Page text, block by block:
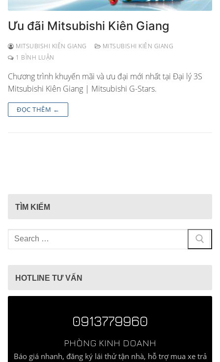
Ưu đãi Mitsubishi Kiên Giang
MITSUBISHI KIÊN GIANG
MITSUBISHI KIÊN GIANG
1 BÌNH LUẬN
Chương trình khuyến mãi và ưu đại mới nhất tại Đại lý 3S
Mitsubishi Kiên Giang | Mitsubishi G-Stars.
ĐỌC THÊM ←
TÌM KIẾM
Tìm
kiếm
HOTLINE TƯ VẤN
0913779960
PHÒNG KINH DOANH
Báo giá nhanh, đăng ký lái thử tận nhà, hỗ trợ mua xe trả